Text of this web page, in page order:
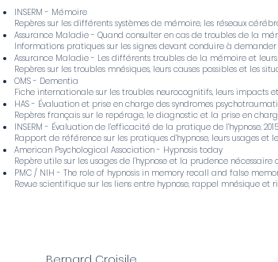
INSERM - Mémoire
Repères sur les différents systèmes de mémoire, les réseaux
Assurance Maladie - Quand consulter en cas de troubles de la
Informations pratiques sur les signes devant conduire à
Assurance Maladie - Les différents troubles de la mémoire et leurs
Repères sur les troubles mnésiques, leurs causes possibles et les
OMS - Dementia
Fiche internationale sur les troubles neurocognitifs, leurs impacts et
HAS - Évaluation et prise en charge des syndromes
Repères français sur le repérage, le diagnostic et la prise en
INSERM - Évaluation de l’efficacité de la pratique de l’hypnose, 2015
Rapport de référence sur les pratiques d’hypnose, leurs usages et
American Psychological Association - Hypnosis today
Repère utile sur les usages de l’hypnose et la prudence
PMC / NIH - The role of hypnosis in memory recall and false
Revue scientifique sur les liens entre hypnose, rappel mnésique et